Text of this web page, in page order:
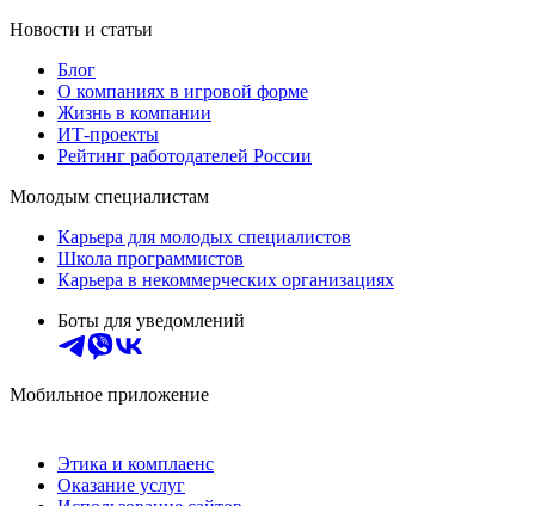
Новости и статьи
Блог
О компаниях в игровой форме
Жизнь в компании
ИТ-проекты
Рейтинг работодателей России
Молодым специалистам
Карьера для молодых специалистов
Школа программистов
Карьера в некоммерческих организациях
Боты для уведомлений
Мобильное приложение
Этика и комплаенс
Оказание услуг